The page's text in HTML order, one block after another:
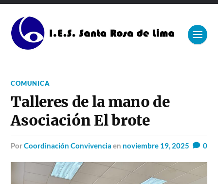
COMUNICA
Talleres de la mano de
Asociación El brote
porCoordinación Convivencia en noviembre 19, 2025 0